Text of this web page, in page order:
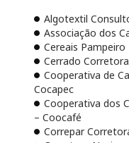
Algotextil
Associação dos
Cereais Pampeiro
Cerrado
Cooperativa de
Cocapec
Cooperativa dos
– Coocafé
Correpar